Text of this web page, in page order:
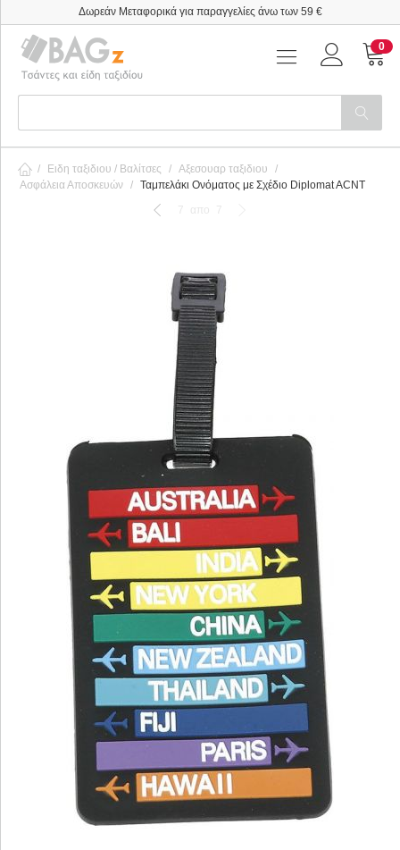
Δωρεάν Μεταφορικά για παραγγελίες άνω των 59 €
0
/ Ειδη ταξιδιου / Βαλίτσες / Αξεσουαρ ταξιδιου
/
Ασφάλεια Αποσκευών / Ταμπελάκι Ονόματος με Σχέδιο Diplomat ACNT
7
απο 7